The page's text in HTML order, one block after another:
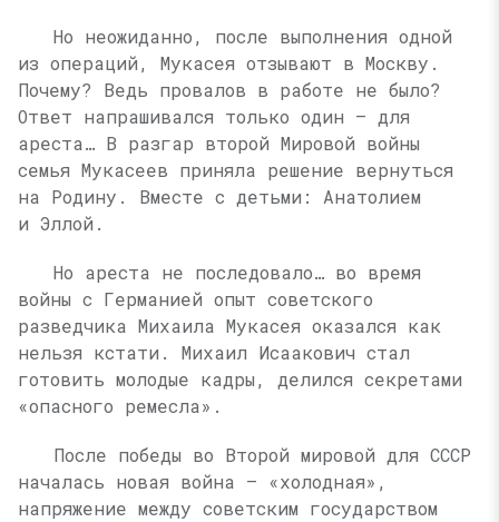
Но неожиданно, после выполнения одной
из операций, Мукасея отзывают в Москву.
Почему? Ведь провалов в работе не было?
Ответ напрашивался только один — для
ареста… В разгар второй Мировой войны
семья Мукасеев приняла решение вернуться
на Родину. Вместе с детьми: Анатолием
и Эллой.
Но ареста не последовало… во время
войны с Германией опыт советского
разведчика Михаила Мукасея оказался как
нельзя кстати. Михаил Исаакович стал
готовить молодые кадры, делился секретами
«опасного ремесла».
После победы во Второй мировой для СССР
началась новая война — «холодная»,
напряжение между советским государством